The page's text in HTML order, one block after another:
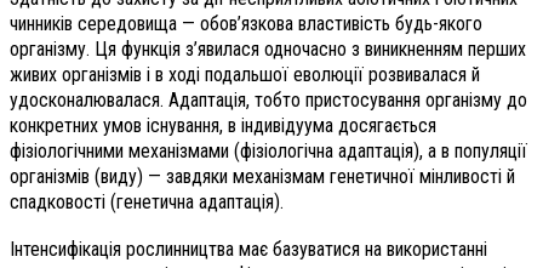
чинників середовища — обов’язкова властивість будь-якого
організму. Ця функція з’явилася одночасно з виникненням перших
живих організмів і в ході подальшої еволюції розвивалася й
удосконалювалася. Адаптація, тобто пристосування організму до
конкретних умов існування, в індивідуума досягається
фізіологічними механізмами (фізіологічна адаптація), а в популяції
організмів (виду) — завдяки механізмам генетичної мінливості й
спадковості (генетична адаптація).
Інтенсифікація рослинництва має базуватися на використанні